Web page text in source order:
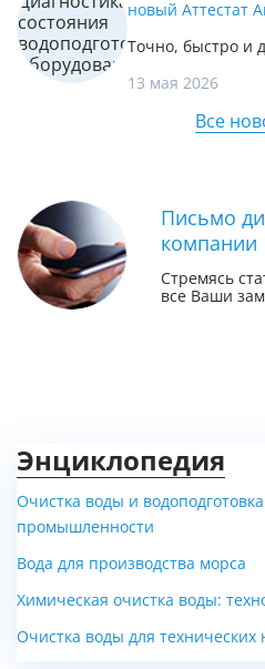
новый Аттестат
Точно, быстро и
13 мая 2026
Все
Письмо
компании
Стремясь
все Ваши
Энциклопедия
Очистка воды и
промышленности
Вода для производства морса
Химическая очистка воды:
Очистка воды для технических